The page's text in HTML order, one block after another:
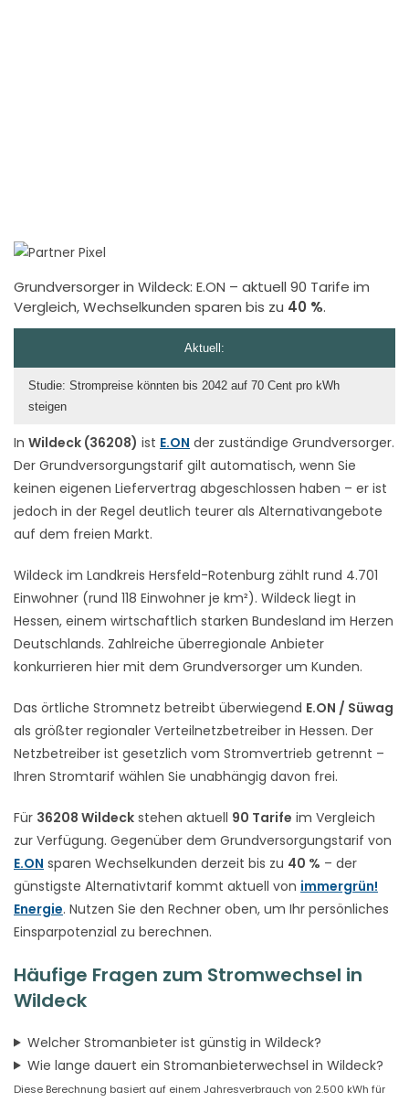
Grundversorger in Wildeck: E.ON – aktuell 90 Tarife im
Vergleich, Wechselkunden sparen bis zu 40 %.
In Wildeck (36208) ist E.ON der zuständige Grundversorger.
Der Grundversorgungstarif gilt automatisch, wenn Sie
keinen eigenen Liefervertrag abgeschlossen haben – er ist
jedoch in der Regel deutlich teurer als Alternativangebote
auf dem freien Markt.
Wildeck im Landkreis Hersfeld-Rotenburg zählt rund 4.701
Einwohner (rund 118 Einwohner je km²). Wildeck liegt in
Hessen, einem wirtschaftlich starken Bundesland im Herzen
Deutschlands. Zahlreiche überregionale Anbieter
konkurrieren hier mit dem Grundversorger um Kunden.
Das örtliche Stromnetz betreibt überwiegend E.ON / Süwag
als größter regionaler Verteilnetzbetreiber in Hessen. Der
Netzbetreiber ist gesetzlich vom Stromvertrieb getrennt –
Ihren Stromtarif wählen Sie unabhängig davon frei.
Für 36208 Wildeck stehen aktuell 90 Tarife im Vergleich
zur Verfügung. Gegenüber dem Grundversorgungstarif von
E.ON sparen Wechselkunden derzeit bis zu 40 % – der
günstigste Alternativtarif kommt aktuell von immergrün!
Energie. Nutzen Sie den Rechner oben, um Ihr persönliches
Einsparpotenzial zu berechnen.
Häufige Fragen zum Stromwechsel in
Wildeck
Welcher Stromanbieter ist günstig in Wildeck?
Wie lange dauert ein Stromanbieterwechsel in Wildeck?
Diese Berechnung basiert auf einem Jahresverbrauch von 2.500 kWh für
Aktuell:
Studie: Strompreise könnten bis 2042 auf 70 Cent pro kWh
steigen